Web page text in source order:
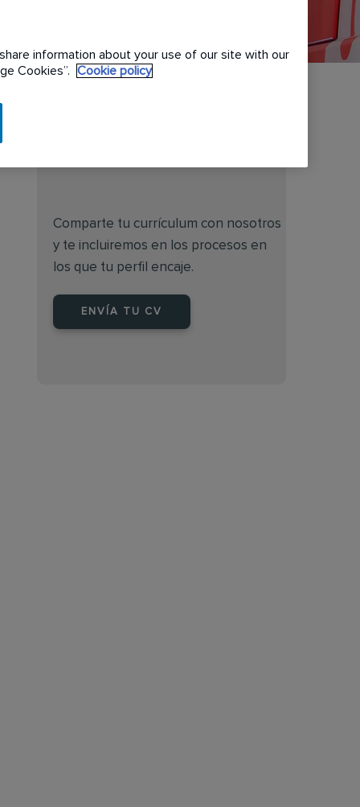
Comparte tu currículum con nosotros
y te incluiremos en los procesos en
los que tu perfil encaje.
ENVÍA TU CV
information about your use of our site with our
Cookies”.
Cookie policy